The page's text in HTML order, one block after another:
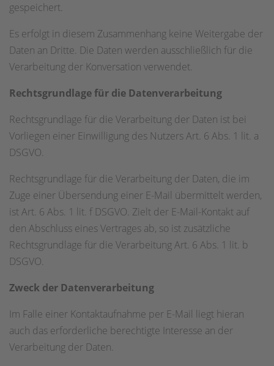
gespeichert.
Es erfolgt in diesem Zusammenhang keine Weitergabe der
Daten an Dritte. Die Daten werden ausschließlich für die
Verarbeitung der Konversation verwendet.
Rechtsgrundlage für die Datenverarbeitung
Rechtsgrundlage für die Verarbeitung der Daten ist bei
Vorliegen einer Einwilligung des Nutzers Art. 6 Abs. 1 lit. a
DSGVO.
Rechtsgrundlage für die Verarbeitung der Daten, die im
Zuge einer Übersendung einer E-Mail übermittelt werden,
ist Art. 6 Abs. 1 lit. f DSGVO. Zielt der E-Mail-Kontakt auf
den Abschluss eines Vertrages ab, so ist zusätzliche
Rechtsgrundlage für die Verarbeitung Art. 6 Abs. 1 lit. b
DSGVO.
Zweck der Datenverarbeitung
Im Falle einer Kontaktaufnahme per E-Mail liegt hieran
auch das erforderliche berechtigte Interesse an der
Verarbeitung der Daten.